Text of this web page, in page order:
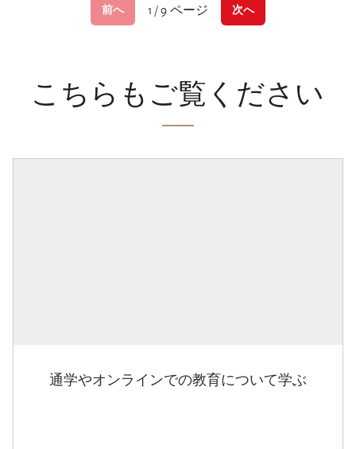
前へ 1 / 9 ページ 次へ
こちらもご覧ください
通学やオンラインでの教育について学ぶ